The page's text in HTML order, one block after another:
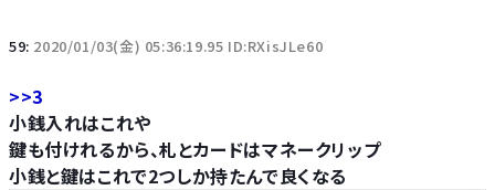
59: 2020/01/03(金) 05:36:19.95 ID:RXisJLe60
>>3
小銭入れはこれや
鍵も付けれるから、札とカードはマネークリップ
小銭と鍵はこれで2つしか持たんで良くなる